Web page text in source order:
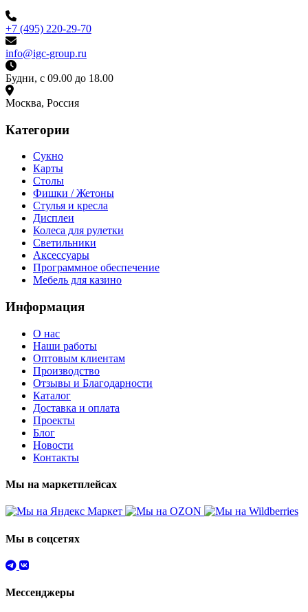
+7 (495) 220-29-70
info@igc-group.ru
Будни, с 09.00 до 18.00
Москва, Россия
Категории
Сукно
Карты
Столы
Фишки / Жетоны
Стулья и кресла
Дисплеи
Колеса для рулетки
Светильники
Аксессуары
Программное обеспечение
Мебель для казино
Информация
О нас
Наши работы
Оптовым клиентам
Производство
Отзывы и Благодарности
Каталог
Доставка и оплата
Проекты
Блог
Новости
Контакты
Мы на маркетплейсах
Мы в соцсетях
Мессенджеры